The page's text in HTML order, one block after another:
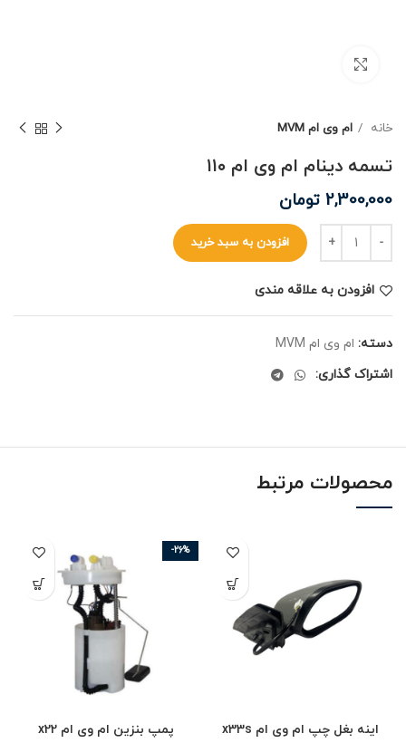
خانه ام وی ام MVM
تسمه دینام ام وی ام ۱۱۰
2,300,000 تومان
افزودن به سبد خرید
افزودن به علاقه مندی
دسته: ام وی ام MVM
اشتراک گذاری:
محصولات مرتبط
اینه بغل چپ ام وی ام x33s
-26%
پمپ بنزین ام وی ام x22